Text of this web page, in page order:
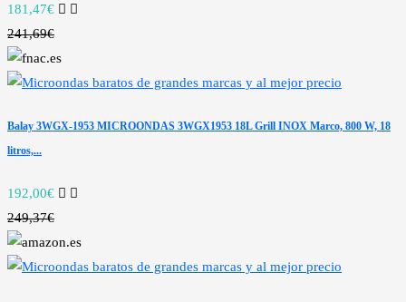
181,47€
241,69€
Balay 3WGX-1953 MICROONDAS 3WGX1953 18L Grill INOX Marco, 800 W, 18
litros,...
192,00€
249,37€